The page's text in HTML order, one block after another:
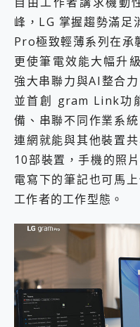
峰，LG 掌握趨勢滿
Pro極致輕薄系列在承
更使筆電效能大幅升
強大串聯力與AI整合
並首創 gram Link功
備、串聯不同作業系
連網就能與其他裝置
10部裝置，手機的照
電寫下的筆記也可馬
工作者的工作型態。